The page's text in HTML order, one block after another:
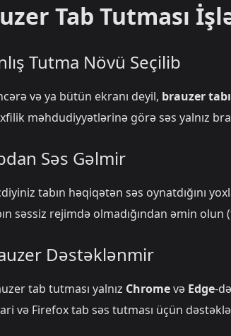
Tab Tutması
Tutma Növü Seçilib
və ya bütün ekranı deyil, brauzer
məhdudiyyətlərinə görə səs yalnız
Səs Gəlmir
tabın həqiqətən səs oynatdığını
səssiz rejimdə olmadığından əmin
Dəstəklənmir
tab tutması yalnız Chromevə Edge-
və Firefox tab səs tutması üçün